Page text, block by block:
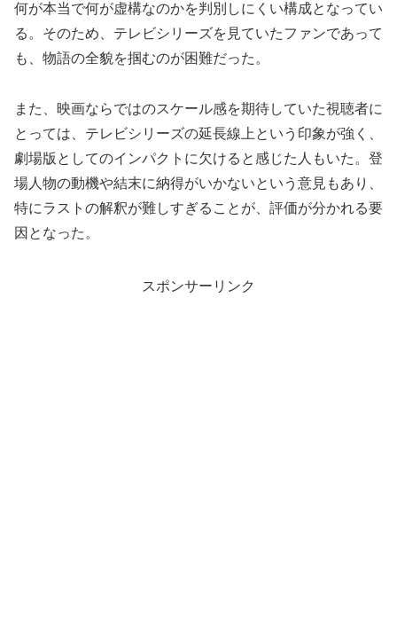
何が本当で何が虚構なのかを判別しにくい構成となってい
る。そのため、テレビシリーズを見ていたファンであって
も、物語の全貌を掴むのが困難だった。
また、映画ならではのスケール感を期待していた視聴者に
とっては、テレビシリーズの延長線上という印象が強く、
劇場版としてのインパクトに欠けると感じた人もいた。登
場人物の動機や結末に納得がいかないという意見もあり、
特にラストの解釈が難しすぎることが、評価が分かれる要
因となった。
スポンサーリンク